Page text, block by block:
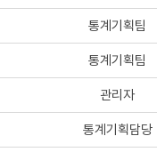
통계기획팀
통계기획팀
관리자
통계기획담당